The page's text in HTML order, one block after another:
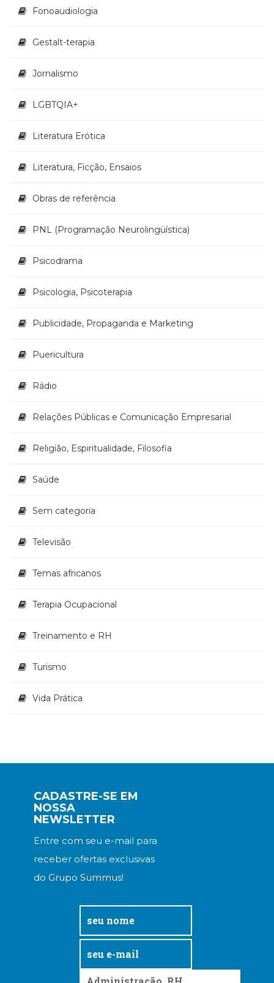
Televisão
africanos
Terapia
(21)
RH
Turismo
Vida
Fonoaudiologia
Gestalt-terapia
Jornalismo
LGBTQIA+
Literatura Erótica
Literatura, Ficção, Ensaios
Obras de referência
PNL (Programação Neurolingüística)
Psicodrama
Psicologia, Psicoterapia
Publicidade, Propaganda e Marketing
Puericultura
Rádio
Relações Públicas e Comunicação Empresarial
Religião, Espiritualidade, Filosofia
Saúde
Sem categoria
Televisão
Temas africanos
Terapia Ocupacional
Treinamento e RH
Turismo
Vida Prática
CADASTRE-SE EM
NOSSA
NEWSLETTER
Entre com seu e-mail para
receber ofertas exclusivas
do Grupo Summus!